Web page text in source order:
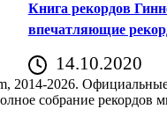
Книга рекордов
впечатляющие
14.10.2020
2014-2026.
собрание рекордов